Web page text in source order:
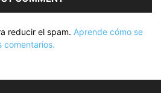
reducir el spam. Aprende cómo se
comentarios.